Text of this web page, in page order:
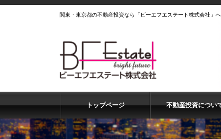
関東・東京都の不動産投資なら「ビーエフエステート株式会社」
トップページ 不動産投資につい